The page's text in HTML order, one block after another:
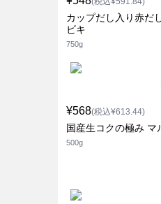
カップだし入り赤だ
ビキ
750g
¥568(税込¥613.44)
国産生コクの極み マ
500g